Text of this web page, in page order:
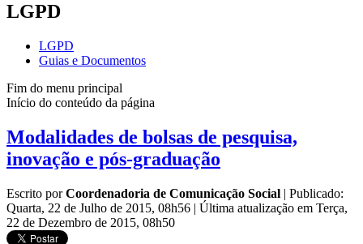
LGPD
LGPD
Guias e Documentos
Fim do menu principal
Início do conteúdo da página
Modalidades de bolsas de pesquisa,
inovação e pós-graduação
Escrito porCoordenadoria de Comunicação Social | Publicado:
Quarta, 22 de Julho de 2015, 08h56 | Última atualização em Terça,
22 de Dezembro de 2015, 08h50